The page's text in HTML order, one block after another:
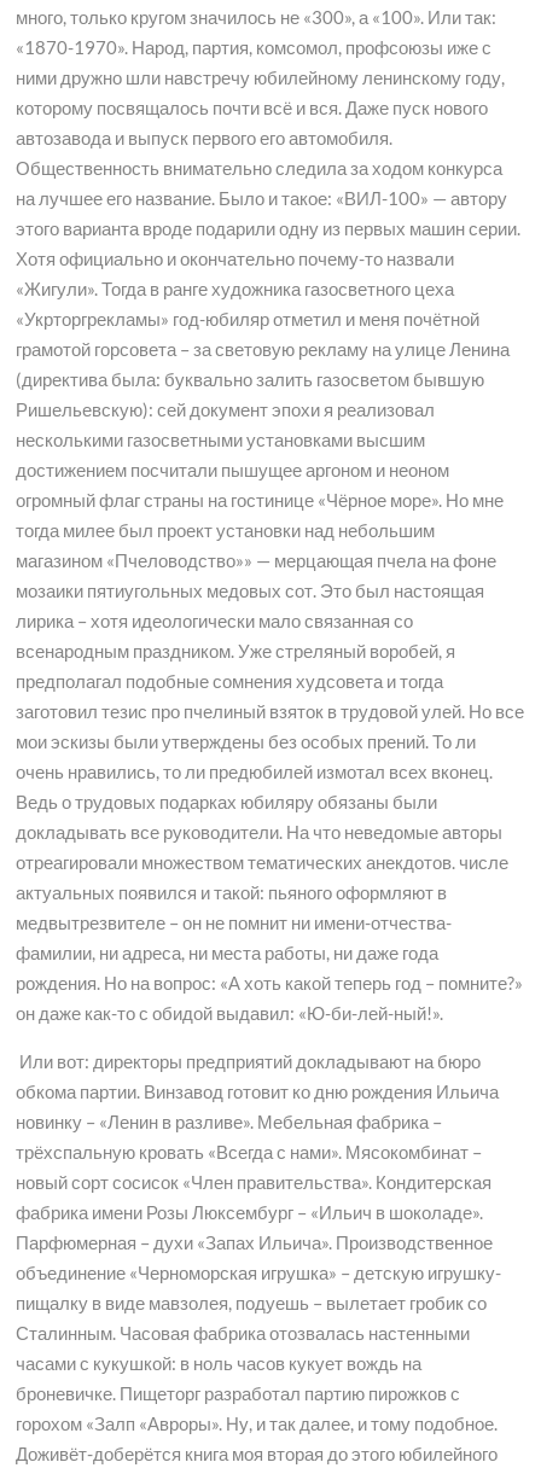
много, только кругом значилось не «300», а «100». Или так:
«1870-1970». Народ, партия, комсомол, профсоюзы иже с
ними дружно шли навстречу юбилейному ленинскому году,
которому посвящалось почти всё и вся. Даже пуск нового
автозавода и выпуск первого его автомобиля.
Общественность внимательно следила за ходом конкурса
на лучшее его название. Было и такое: «ВИЛ-100» — автору
этого варианта вроде подарили одну из первых машин серии.
Хотя официально и окончательно почему-то назвали
«Жигули». Тогда в ранге художника газосветного цеха
«Укрторгрекламы» год-юбиляр отметил и меня почётной
грамотой горсовета – за световую рекламу на улице Ленина
(директива была: буквально залить газосветом бывшую
Ришельевскую): сей документ эпохи я реализовал
несколькими газосветными установками высшим
достижением посчитали пышущее аргоном и неоном
огромный флаг страны на гостинице «Чёрное море». Но мне
тогда милее был проект установки над небольшим
магазином «Пчеловодство»» — мерцающая пчела на фоне
мозаики пятиугольных медовых сот. Это был настоящая
лирика – хотя идеологически мало связанная со
всенародным праздником. Уже стреляный воробей, я
предполагал подобные сомнения худсовета и тогда
заготовил тезис про пчелиный взяток в трудовой улей. Но все
мои эскизы были утверждены без особых прений. То ли
очень нравились, то ли предюбилей измотал всех вконец.
Ведь о трудовых подарках юбиляру обязаны были
докладывать все руководители. На что неведомые авторы
отреагировали множеством тематических анекдотов. числе
актуальных появился и такой: пьяного оформляют в
медвытрезвителе – он не помнит ни имени-отчества-
фамилии, ни адреса, ни места работы, ни даже года
рождения. Но на вопрос: «А хоть какой теперь год – помните?»
он даже как-то с обидой выдавил: «Ю-би-лей-ный!».
Или вот: директоры предприятий докладывают на бюро
обкома партии. Винзавод готовит ко дню рождения Ильича
новинку – «Ленин в разливе». Мебельная фабрика –
трёхспальную кровать «Всегда с нами». Мясокомбинат –
новый сорт сосисок «Член правительства». Кондитерская
фабрика имени Розы Люксембург – «Ильич в шоколаде».
Парфюмерная – духи «Запах Ильича». Производственное
объединение «Черноморская игрушка» – детскую игрушку-
пищалку в виде мавзолея, подуешь – вылетает гробик со
Сталинным. Часовая фабрика отозвалась настенными
часами с кукушкой: в ноль часов кукует вождь на
броневичке. Пищеторг разработал партию пирожков с
горохом «Залп «Авроры». Ну, и так далее, и тому подобное.
Доживёт-доберётся книга моя вторая до этого юбилейного